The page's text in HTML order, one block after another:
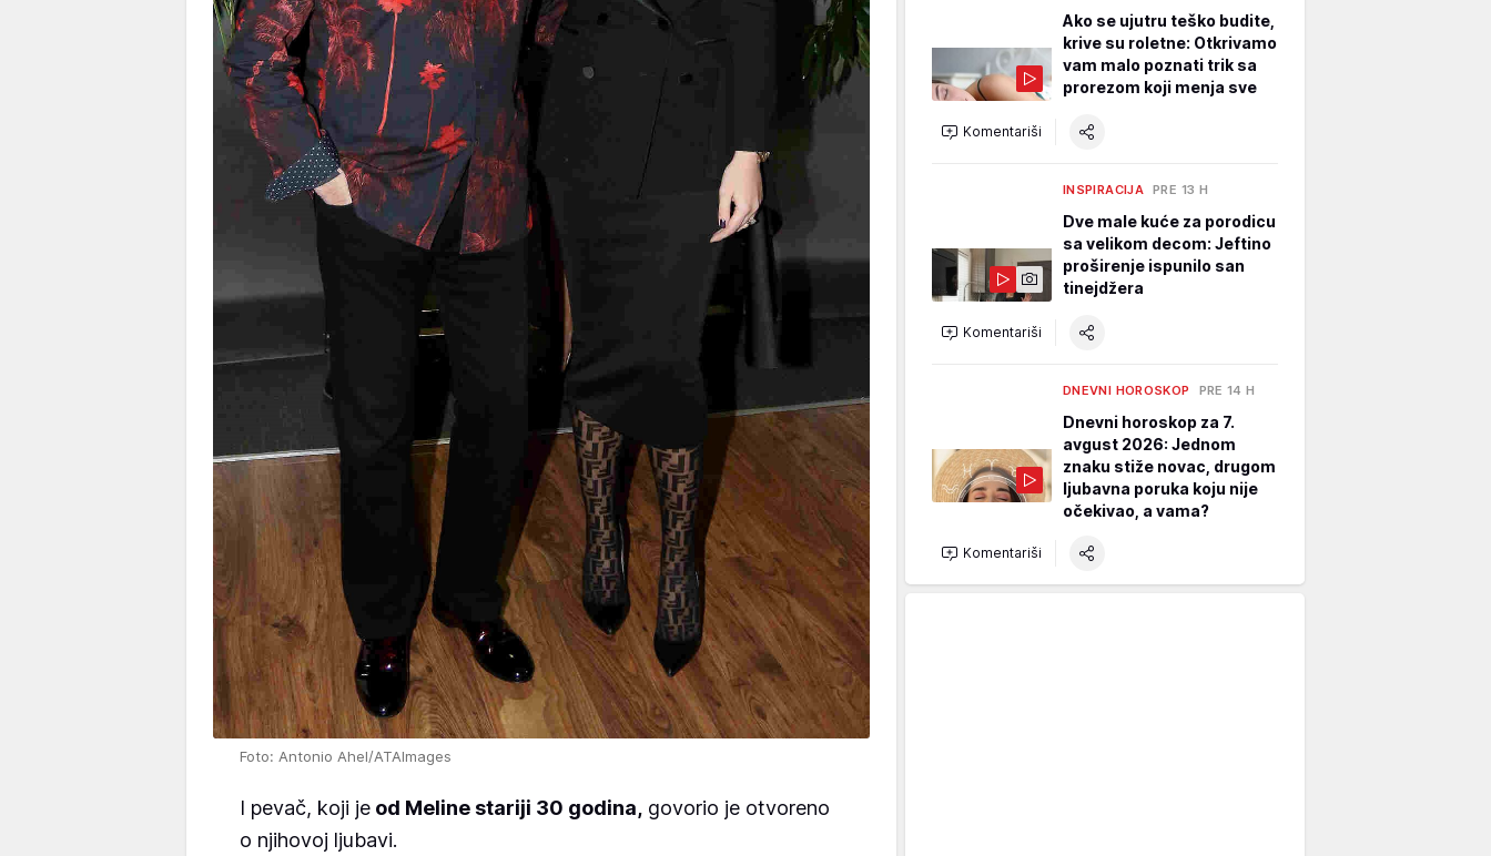
Foto: Antonio Ahel/ATAImages
I pevač, koji je od Meline stariji 30 godina, govorio je otvoreno
o njihovoj ljubavi.
Ako se ujutru teško budite,
krive su roletne: Otkrivamo
vam malo poznati trik sa
prorezom koji menja sve
Komentariši
INSPIRACIJA PRE 13 H
Dve male kuće za porodicu
sa velikom decom: Jeftino
proširenje ispunilo san
tinejdžera
Komentariši
DNEVNI HOROSKOP PRE 14 H
Dnevni horoskop za 7.
avgust 2026: Jednom
znaku stiže novac, drugom
ljubavna poruka koju nije
očekivao, a vama?
Komentariši